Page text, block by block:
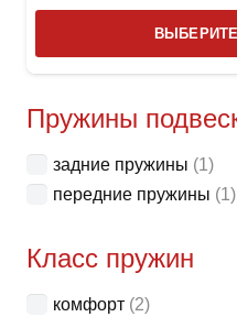
Пружины
задние пружины (1)
передние пружины (1)
Класс пружин
комфорт (2)